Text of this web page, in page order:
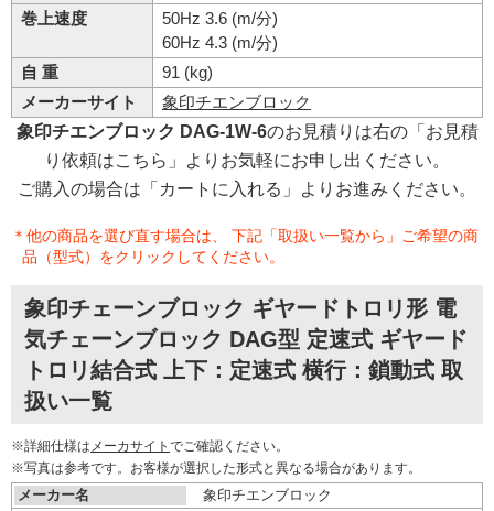
巻上速度
50Hz 3.6 (m/分)
60Hz 4.3 (m/分)
自 重
91 (kg)
メーカーサイト
象印チエンブロック
象印チエンブロック DAG-1W-6のお見積りは右の「お見積
り依頼はこちら」よりお気軽にお申し出ください。
ご購入の場合は「カートに入れる」よりお進みください。
＊他の商品を選び直す場合は、 下記「取扱い一覧から」ご希望の商
品（型式）をクリックしてください。
象印チェーンブロック ギヤードトロリ形 電
気チェーンブロック DAG型 定速式 ギヤード
トロリ結合式 上下：定速式 横行：鎖動式 取
扱い一覧
※詳細仕様は メーカサイト でご確認ください。
※写真は参考です。お客様が選択した形式と異なる場合があります。
メーカー名
象印チエンブロック